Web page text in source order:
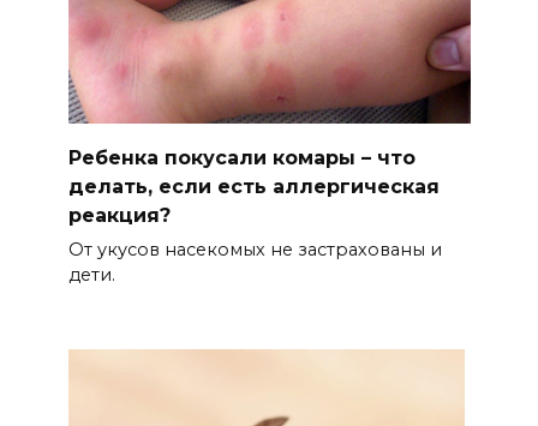
Ребенка покусали комары – что
делать, если есть аллергическая
реакция?
От укусов насекомых не застрахованы и
дети.